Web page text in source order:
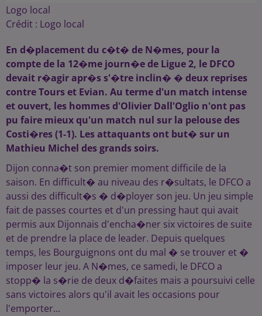
Logo local
Crédit : Logo local
En d�placement du c�t� de N�mes, pour la
compte de la 12�me journ�e de Ligue 2, le DFCO
devait r�agir apr�s s'�tre inclin� � deux reprises
contre Tours et Evian. Au terme d'un match intense
et ouvert, les hommes d'Olivier Dall'Oglio n'ont pas
pu faire mieux qu'un match nul sur la pelouse des
Costi�res (1-1). Les attaquants ont but� sur un
Mathieu Michel des grands soirs.
Dijon conna�t son premier moment difficile de la
saison. En difficult� au niveau des r�sultats, le DFCO a
aussi des difficult�s � d�ployer son jeu. Un jeu simple
fait de passes courtes et d'un pressing haut qui avait
permis aux Dijonnais d'encha�ner six victoires de suite
et de prendre la place de leader. Depuis quelques
temps, les Bourguignons ont du mal � se trouver et �
imposer leur jeu. A N�mes, ce samedi, le DFCO a
stopp� la s�rie de deux d�faites mais a poursuivi celle
sans victoires alors qu'il avait les occasions pour
l'emporter...